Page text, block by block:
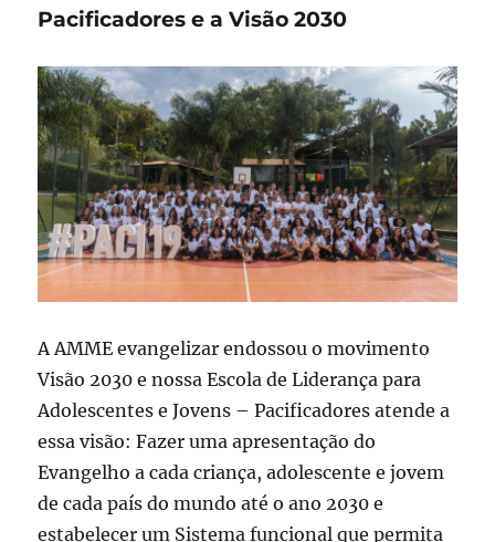
ministerial
Pacificadores e a Visão 2030
A AMME evangelizar endossou o movimento
Visão 2030 e nossa Escola de Liderança para
Adolescentes e Jovens – Pacificadores atende a
essa visão: Fazer uma apresentação do
Evangelho a cada criança, adolescente e jovem
de cada país do mundo até o ano 2030 e
estabelecer um Sistema funcional que permita